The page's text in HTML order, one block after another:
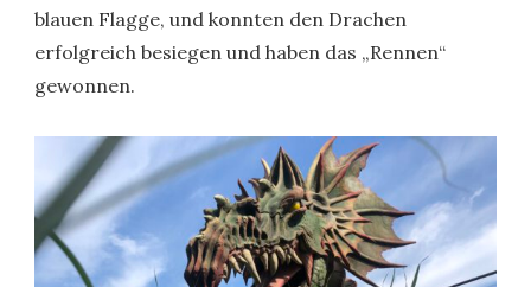
blauen Flagge, und konnten den Drachen
erfolgreich besiegen und haben das „Rennen“
gewonnen.